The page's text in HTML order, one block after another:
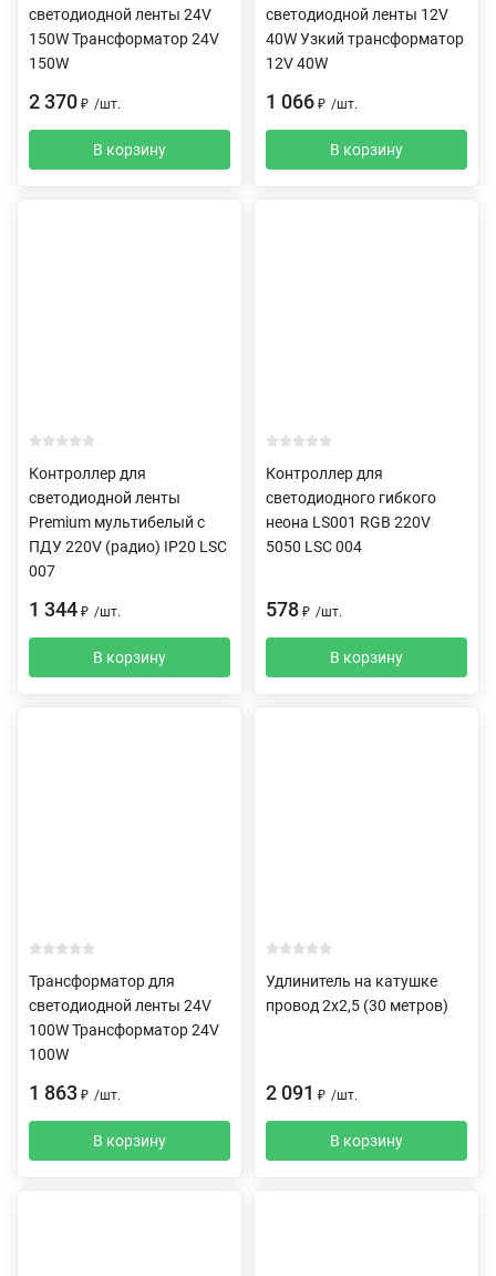
светодиодной ленты 24V
150W Трансформатор 24V
150W
2 370 ₽ /шт.
В корзину
светодиодной ленты 12V
40W Узкий трансформатор
12V 40W
1 066 ₽ /шт.
В корзину
Контроллер для
светодиодной ленты
Premium мультибелый с
ПДУ 220V (радио) IP20 LSC
007
1 344 ₽ /шт.
В корзину
Контроллер для
светодиодного гибкого
неона LS001 RGB 220V
5050 LSC 004
578 ₽ /шт.
В корзину
Трансформатор для
светодиодной ленты 24V
100W Трансформатор 24V
100W
1 863 ₽ /шт.
В корзину
Удлинитель на катушке
провод 2х2,5 (30 метров)
2 091 ₽ /шт.
В корзину